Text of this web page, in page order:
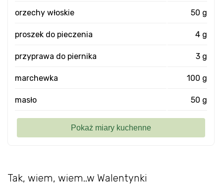
Tak, wiem, wiem..w Walentynki
orzechy włoskie 50 g
proszek do pieczenia 4 g
przyprawa do piernika 3 g
marchewka 100 g
masło 50 g